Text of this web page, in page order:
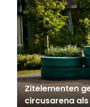
Zitelementen
circusarena